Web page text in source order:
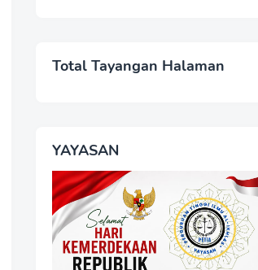
Total Tayangan Halaman
YAYASAN